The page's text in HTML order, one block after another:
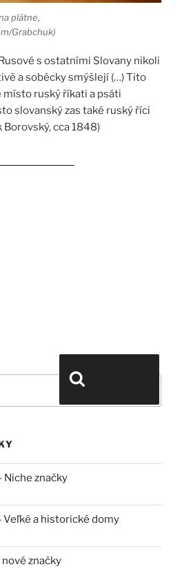
plátne,
Grabchuk)
s ostatními Slovany nikoli
a soběcky smýšlejí (…) Tito
místo ruský říkati a psáti
slovanský zas také ruský říci
Borovský, cca 1848)
Niche značky
Veľké a historické domy
značky